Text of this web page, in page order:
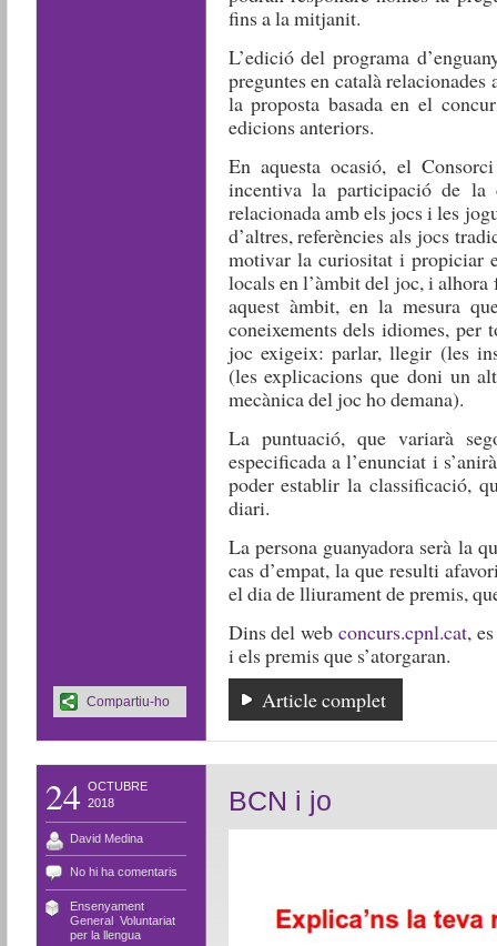
fins a la mitjanit.
L’edició del programa
preguntes en català
la proposta basada en el
edicions anteriors.
En aquesta ocasió, el
incentiva la participació de la
relacionada amb els jocs i les
d’altres, referències als jocs
motivar la curiositat i propiciar
locals en l’àmbit del joc, i alhora
aquest àmbit, en la mesura
coneixements dels idiomes, per
joc exigeix: parlar, llegir (les
(les explicacions que doni un
mecànica del joc ho demana).
La puntuació, que variarà
especificada a l’enunciat i
poder establir la classificació,
diari.
La persona guanyadora serà la
cas d’empat, la que resulti
el dia de lliurament de premis,
Dins del web concurs.cpnl.cat,
i els premis que s’atorgaran.
Article complet
Compartiu-ho
24 OCTUBRE
2018
David Medina
No hi ha comentaris
Ensenyament,
General, Voluntariat
per la llengua
BCN i jo